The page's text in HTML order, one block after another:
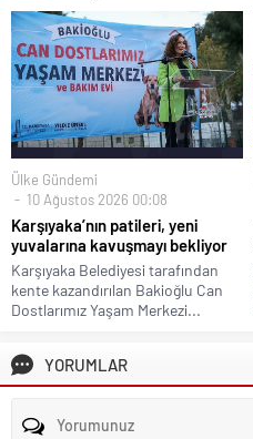
Ülke Gündemi
10 Ağustos 2026 00:08
Karşıyaka’nın patileri, yeni
yuvalarına kavuşmayı bekliyor
Karşıyaka Belediyesi tarafından
kente kazandırılan Bakioğlu Can
Dostlarımız Yaşam Merkezi...
YORUMLAR